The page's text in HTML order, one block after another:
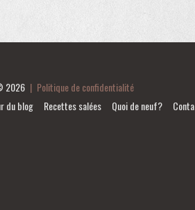
2026 | Politique de confidentialité
du blog Recettes salées Quoi de neuf?